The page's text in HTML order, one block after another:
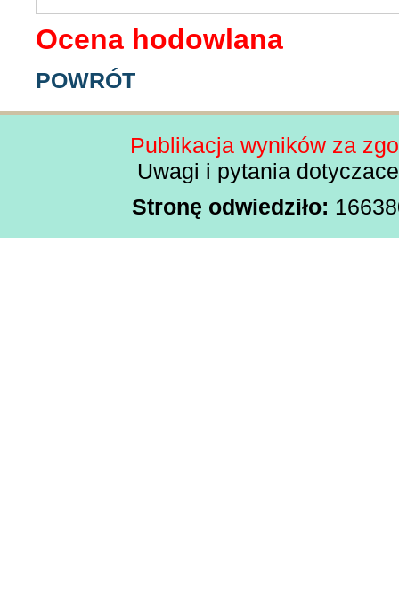
Ocena hodowlana
POWRÓT
Publikacja wyników za
Uwagi i pytania
Stronę odwiedziło: